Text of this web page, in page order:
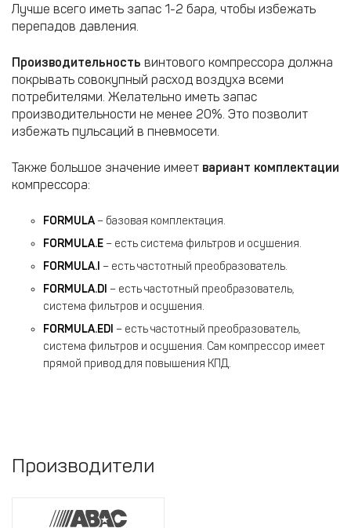
Лучше всего иметь запас 1-2 бара, чтобы избежать
перепадов давления.
Производительность винтового компрессора должна
покрывать совокупный расход воздуха всеми
потребителями. Желательно иметь запас
производительности не менее 20%. Это позволит
избежать пульсаций в пневмосети.
Также большое значение имеет вариант комплектации
компрессора:
FORMULA – базовая комплектация.
FORMULA.E – есть система фильтров и осушения.
FORMULA.I – есть частотный преобразователь.
FORMULA.DI – есть частотный преобразователь,
система фильтров и осушения.
FORMULA.EDI – есть частотный преобразователь,
система фильтров и осушения. Сам компрессор имеет
прямой привод для повышения КПД.
Производители